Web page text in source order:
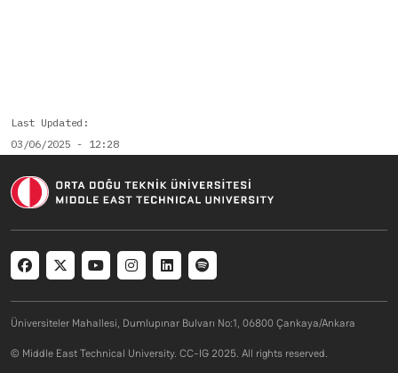
Last Updated
03/06/2025 - 12:28
Social menu
Üniversiteler Mahallesi, Dumlupınar Bulvarı No:1, 06800 Çankaya/Ankara
© Middle East Technical University. CC-IG 2025. All rights reserved.